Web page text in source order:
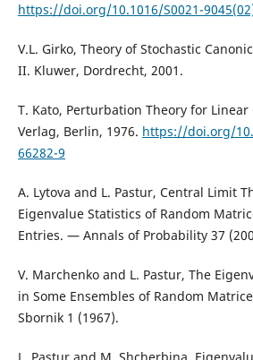
https://doi.org/10.1016/S0021-
V.L. Girko, Theory of Stochastic
II. Kluwer, Dordrecht, 2001.
T. Kato, Perturbation Theory for
Verlag, Berlin, 1976. https://doi.org/
66282-9
A. Lytova and L. Pastur, Central Limit
Eigenvalue Statistics of Random
Entries. — Annals of Probability 37
V. Marchenko and L. Pastur, The
in Some Ensembles of Random
Sbornik 1 (1967).